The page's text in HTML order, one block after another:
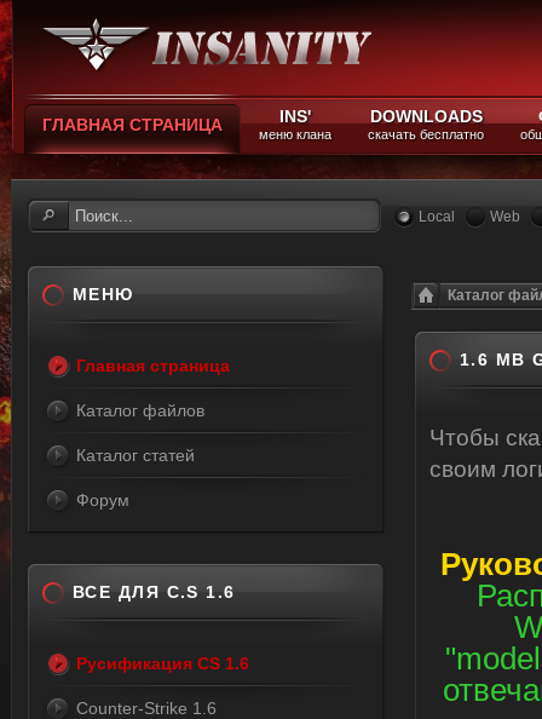
ГЛАВНАЯ СТРАНИЦА INS'
меню клана
DOWNLOADS
скачать бесплатно
Local Web
Каталог
1.6 MB
Чтобы
своим
МЕНЮ
Главная страница
Каталог файлов
Каталог статей
Форум
ВСЕ ДЛЯ C.S 1.6
Русификация CS 1.6
Counter-Strike 1.6